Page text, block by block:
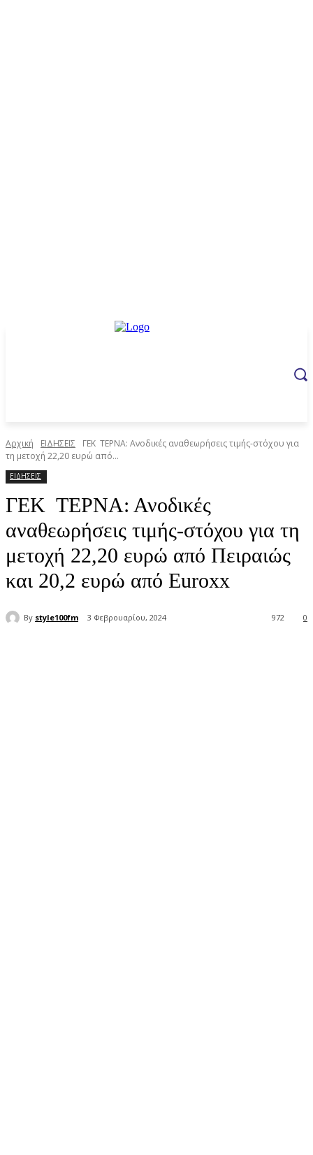
Αρχική ΕΙΔΗΣΕΙΣ
ΓΕΚ ΤΕΡΝΑ: Ανοδικές αναθεωρήσεις τιμής-στόχου για
τη μετοχή 22,20 ευρώ από...
ΕΙΔΗΣΕΙΣ
ΓΕΚ ΤΕΡΝΑ: Ανοδικές
αναθεωρήσεις τιμής-στόχου για τη
μετοχή 22,20 ευρώ από Πειραιώς
και 20,2 ευρώ από Euroxx
By style100fm 3 Φεβρουαρίου, 2024 0
972